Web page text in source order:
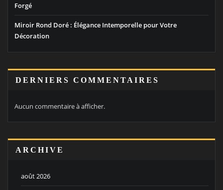
Forgé
Miroir Rond Doré : Élégance Intemporelle pour Votre
Décoration
DERNIERS COMMENTAIRES
Aucun commentaire à afficher.
ARCHIVE
août 2026